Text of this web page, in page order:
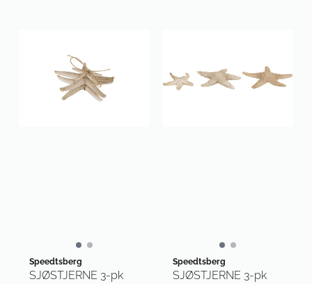
Speedtsberg
SJØSTJERNE 3-pk
Speedtsberg
SJØSTJERNE 3-pk